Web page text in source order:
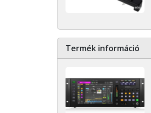
Termék információ